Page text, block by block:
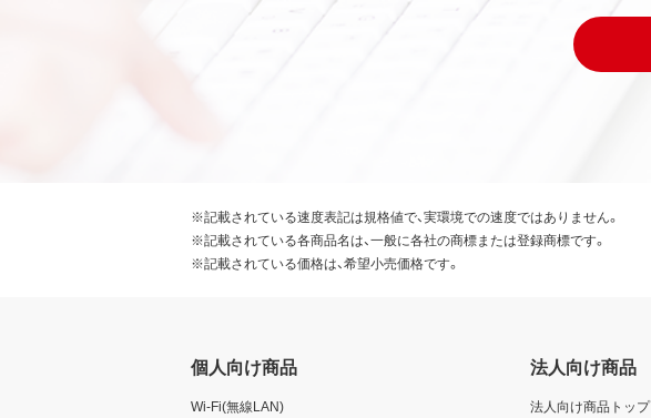
※記載されている速度表記は規格値で、実環境での速度ではありません。
※記載されている各商品名は、一般に各社の商標または登録商標です。
※記載されている価格は、希望小売価格です。
個人向け商品
Wi-Fi(無線LAN)
法人向け商品
法人向け商品トップ